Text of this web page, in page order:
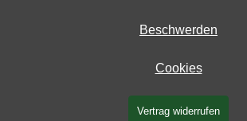
Beschwerden
Cookies
Vertrag widerrufen